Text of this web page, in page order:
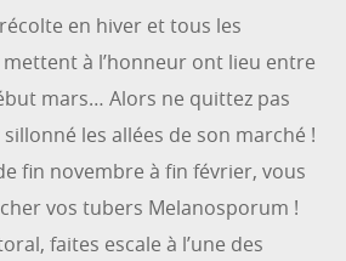
en hiver et tous les
à l’honneur ont lieu entre
mars… Alors ne quittez pas
sillonné les allées de son marché !
fin novembre à fin février, vous
vos tubers Melanosporum !
faites escale à l’une des